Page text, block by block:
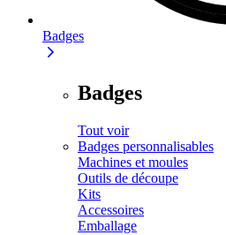
Badges
Badges
Tout voir
Badges personnalisables
Machines et moules
Outils de découpe
Kits
Accessoires
Emballage